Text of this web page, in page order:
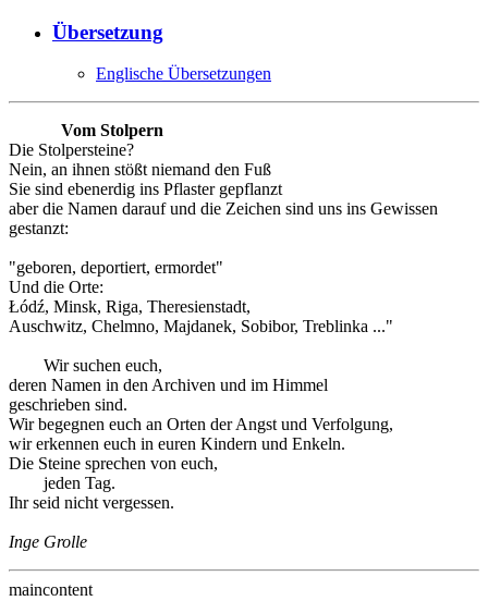
Übersetzung
Englische Übersetzungen
Vom Stolpern
Die Stolpersteine?
Nein, an ihnen stößt niemand den Fuß
Sie sind ebenerdig ins Pflaster gepflanzt
aber die Namen darauf und die Zeichen sind uns ins Gewissen
gestanzt:
"geboren, deportiert, ermordet"
Und die Orte:
Łódź, Minsk, Riga, Theresienstadt,
Auschwitz, Chelmno, Majdanek, Sobibor, Treblinka ..."
Wir suchen euch,
deren Namen in den Archiven und im Himmel
geschrieben sind.
Wir begegnen euch an Orten der Angst und Verfolgung,
wir erkennen euch in euren Kindern und Enkeln.
Die Steine sprechen von euch,
jeden Tag.
Ihr seid nicht vergessen.
Inge Grolle
maincontent